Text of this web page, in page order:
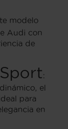
modelo
Audi con
de
:
el
para
en